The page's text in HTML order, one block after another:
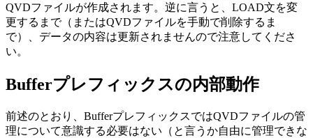
QVDファイルが作成されます。逆に言うと、LOAD文を変
更するまで（またはQVDファイルを手動で削除するま
で）、データの内容は更新されませんので注意してくださ
い。
Bufferプレフィックスの内部動作
前述のとおり、BufferプレフィックスではQVDファイルの管
理について意識する必要はない（と言うか自由に管理できな